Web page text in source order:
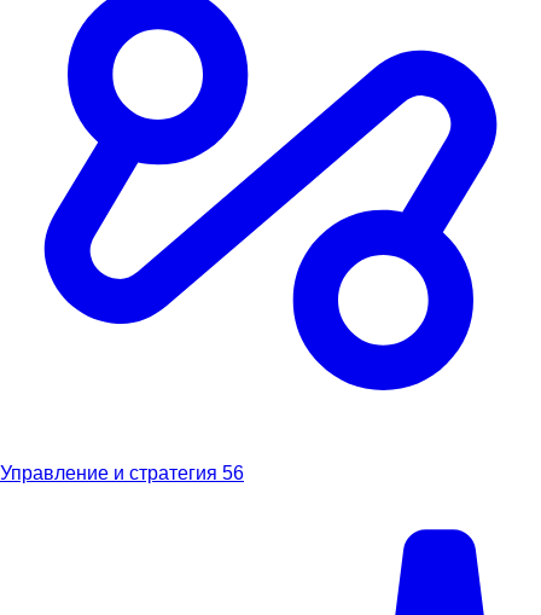
Управление и стратегия 56